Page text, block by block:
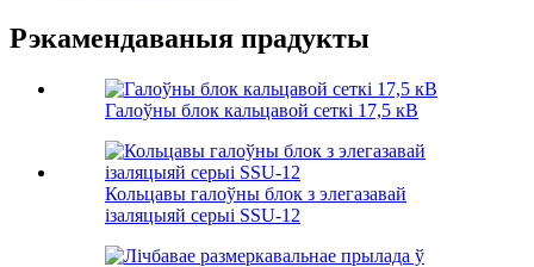
Рэкамендаваныя прадукты
Галоўны блок кальцавой сеткі 17,5 кВ
Кольцавы галоўны блок з элегазавай
ізаляцыяй серыі SSU-12